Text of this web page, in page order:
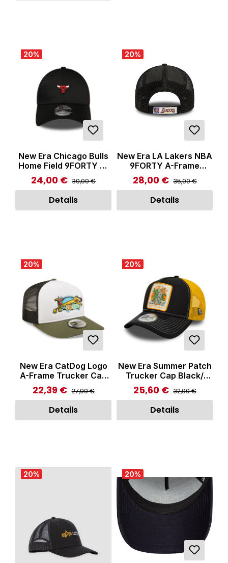
20%
New Era Chicago Bulls
Home Field 9FORTY A-
Frame Trucker Cap
Black
Verkaufspreis:
24,00 € Regulärer Preis:
30,00 €
Details
20%
New Era LA Lakers NBA
9FORTY A-Frame
Trucker Cap Black
Verkaufspreis:
28,00 € Regulärer Preis:
35,00 €
Details
20%
New Era CatDog Logo
A-Frame Trucker Cap
White/Green
Verkaufspreis:
22,39 € Regulärer Preis:
27,99 €
Details
20%
New Era Summer Patch
Trucker Cap Black/
Yellow
Verkaufspreis:
25,60 € Regulärer Preis:
32,00 €
Details
20% 20%